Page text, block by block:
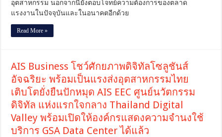
อุตสาหกรรม
อุตสาหกรรม นอกจากนี้ยังตอบโจทย์ความต้องการของตลาด
แรงงานในปัจจุบันและในอนาคตอีกด้วย
Read More »
AIS Business โชว์ศักยภาพดิจิทัลโซลูชันส์
อัจฉริยะ พร้อมเป็นแรงส่งอุตสาหกรรมไทย
เติบโตยั่งยืนปักหมุด AIS EEC ศูนย์นวัตกรรม
ดิจิทัล แห่งแรกใจกลาง Thailand Digital
Valley พร้อมเปิดให้องค์กรแสดงความจำนงใช้
บริการ GSA Data Center ได้แล้ว